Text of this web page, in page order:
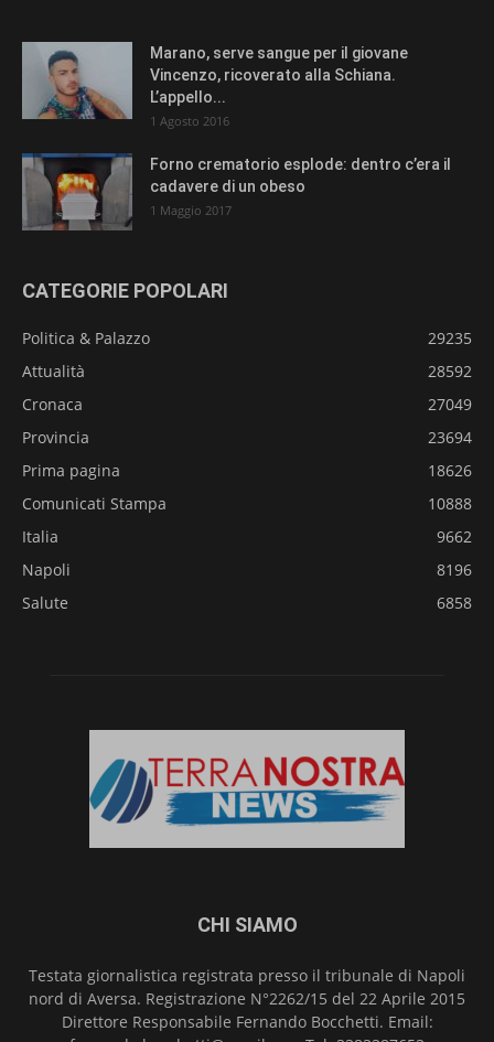
Marano, serve sangue per il giovane
Vincenzo, ricoverato alla Schiana.
L’appello...
1 Agosto 2016
Forno crematorio esplode: dentro c’era il
cadavere di un obeso
1 Maggio 2017
CATEGORIE POPOLARI
Politica & Palazzo
29235
Attualità
28592
Cronaca
27049
Provincia
23694
Prima pagina
18626
Comunicati Stampa
10888
Italia
9662
Napoli
8196
Salute
6858
CHI SIAMO
Testata giornalistica registrata presso il tribunale di Napoli
nord di Aversa. Registrazione N°2262/15 del 22 Aprile 2015
Direttore Responsabile Fernando Bocchetti. Email: